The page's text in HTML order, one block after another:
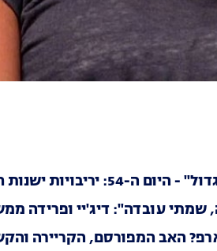
ממשיכות לצוף, והבית מתחלק למחנות
שמתי עובדה": דיג'יי ופרידה
האב המפורסם, הקריירה